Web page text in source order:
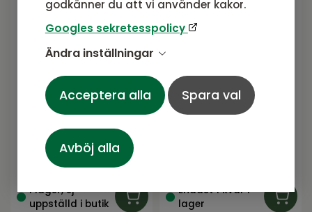
godkänner du att vi använder kakor.
Googles sekretesspolicy
Ändra inställningar
Acceptera alla Spara val
Avböj alla
Lilja dyna Natur/beige
Lilja serie från Brafab
SEK
Rek. pris: 890 SEK
I lager, ej
uppställd i butik
Sling Highback Brown
71+46x47x4
Endast 1 kvar i
lager